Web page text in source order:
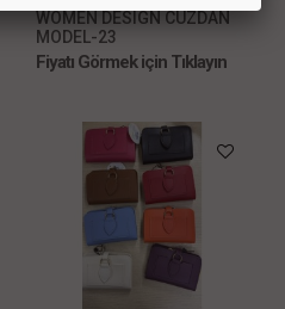
WOMEN DESIGN CÜZDAN
MODEL-23
Fiyatı Görmek için Tıklayın